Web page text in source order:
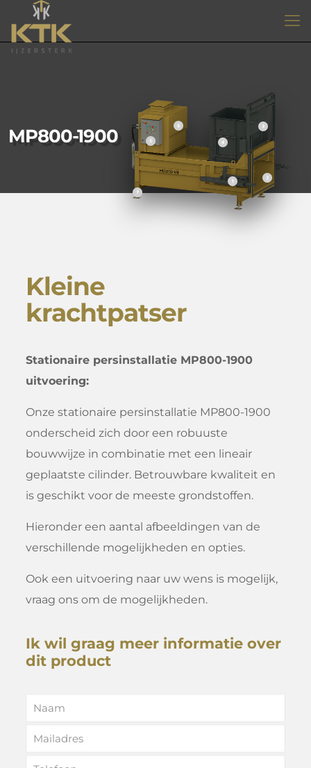
MP800-1900
Kleine
krachtpatser
Stationaire persinstallatie MP800-1900
uitvoering:
Onze stationaire persinstallatie MP800-1900
onderscheid zich door een robuuste
bouwwijze in combinatie met een lineair
geplaatste cilinder. Betrouwbare kwaliteit en
is geschikt voor de meeste grondstoffen.
Hieronder een aantal afbeeldingen van de
verschillende mogelijkheden en opties.
Ook een uitvoering naar uw wens is mogelijk,
vraag ons om de mogelijkheden.
Ik wil graag meer informatie over
dit product